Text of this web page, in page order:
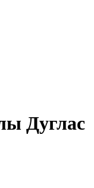
Дуглас